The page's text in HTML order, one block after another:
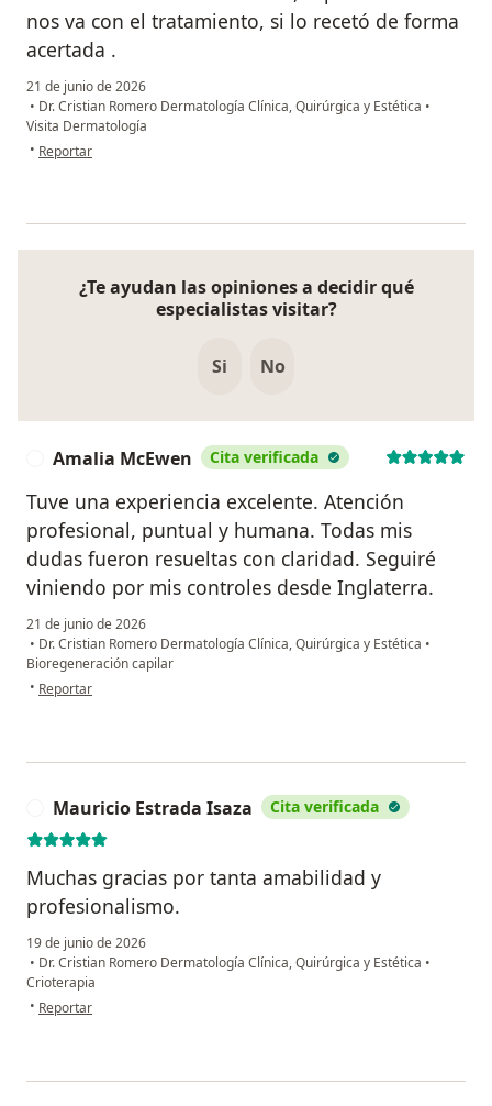
nos va con el tratamiento, si lo recetó de forma
acertada .
21 de junio de 2026
• Dr. Cristian Romero Dermatología Clínica, Quirúrgica y Estética •
Visita Dermatología
• en opinión del usuario José Luis Diaz
Reportar
¿Te ayudan las opiniones a decidir qué
especialistas visitar?
Si No
Amalia McEwen Cita verificada
Tuve una experiencia excelente. Atención
profesional, puntual y humana. Todas mis
dudas fueron resueltas con claridad. Seguiré
viniendo por mis controles desde Inglaterra.
21 de junio de 2026
• Dr. Cristian Romero Dermatología Clínica, Quirúrgica y Estética •
Bioregeneración capilar
• en opinión del usuario Amalia McEwen
Reportar
Mauricio Estrada Isaza Cita verificada
Muchas gracias por tanta amabilidad y
profesionalismo.
19 de junio de 2026
• Dr. Cristian Romero Dermatología Clínica, Quirúrgica y Estética •
Crioterapia
• en opinión del usuario Mauricio Estrada Isaza
Reportar